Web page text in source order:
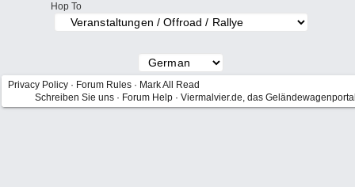
Hop To
Privacy Policy · Forum Rules · Mark All Read
Schreiben Sie uns · Forum Help · Viermalvier.de, das